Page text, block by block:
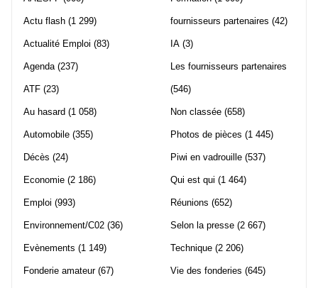
Actu flash (1 299)
Actualité Emploi (83)
Agenda (237)
ATF (23)
Au hasard (1 058)
Automobile (355)
Décès (24)
Economie (2 186)
Emploi (993)
Environnement/C02 (36)
Evènements (1 149)
Fonderie amateur(67)
fournisseurs partenaires (42)
IA (3)
Les fournisseurs partenaires
(546)
Non classée (658)
Photos de pièces (1 445)
Piwi en vadrouille (537)
Qui est qui (1 464)
Réunions (652)
Selon la presse (2 667)
Technique (2 206)
Vie des fonderies (645)